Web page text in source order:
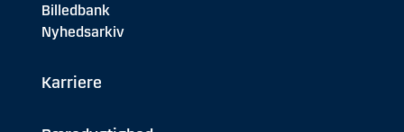
Billedbank
Nyhedsarkiv
Karriere